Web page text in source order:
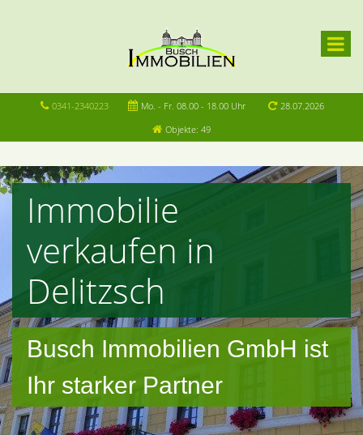
0341-2340223 Mo. - Fr. 08.00 - 18.00 Uhr
28.07.2026
Objekte: 49
Immobilie
verkaufen in
Delitzsch
Busch Immobilien GmbH ist
Ihr starker Partner